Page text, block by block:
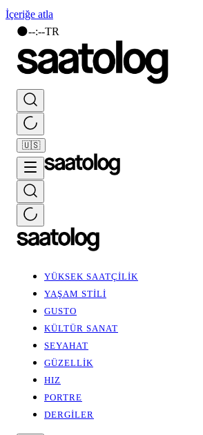
İçeriğe atla
🌑--:--TR
🇺🇸
YÜKSEK SAATÇİLİK
YAŞAM STİLİ
GUSTO
KÜLTÜR SANAT
SEYAHAT
GÜZELLİK
HIZ
PORTRE
DERGİLER